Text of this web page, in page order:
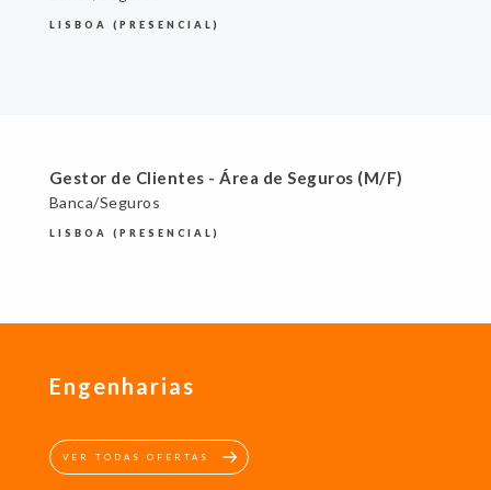
LISBOA (PRESENCIAL)
Gestor de Clientes - Área de Seguros (M/F)
Banca/Seguros
LISBOA (PRESENCIAL)
Engenharias
VER TODAS OFERTAS